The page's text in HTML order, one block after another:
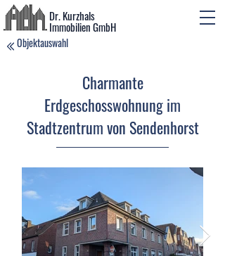
Dr. Kurzhals
Immobilien GmbH
Objektauswahl
Charmante
Erdgeschosswohnung im
Stadtzentrum von Sendenhorst